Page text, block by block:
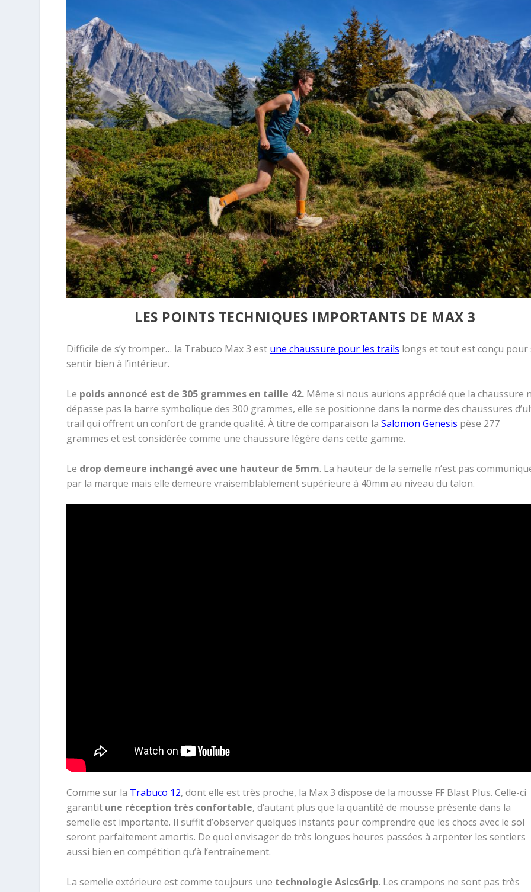
LES POINTS TECHNIQUES IMPORTANTS DE MAX 3
Difficile de s’y tromper… la Trabuco Max 3 est une chaussure pour les trails longs et tout est conçu pour
sentir bien à l’intérieur.
Le poids annoncé est de 305 grammes en taille 42. Même si nous aurions apprécié que la chaussure
dépasse pas la barre symbolique des 300 grammes, elle se positionne dans la norme des chaussures
trail qui offrent un confort de grande qualité. À titre de comparaison la Salomon Genesis pèse 277
grammes et est considérée comme une chaussure légère dans cette gamme.
Le drop demeure inchangé avec une hauteur de 5mm. La hauteur de la semelle n’est pas
par la marque mais elle demeure vraisemblablement supérieure à 40mm au niveau du talon.
Comme sur la Trabuco 12, dont elle est très proche, la Max 3 dispose de la mousse FF Blast Plus. Celle-ci
garantit une réception très confortable, d’autant plus que la quantité de mousse présente dans la
semelle est importante. Il suffit d’observer quelques instants pour comprendre que les chocs avec le sol
seront parfaitement amortis. De quoi envisager de très longues heures passées à arpenter les sentiers
aussi bien en compétition qu’à l’entraînement.
La semelle extérieure est comme toujours une technologie AsicsGrip. Les crampons ne sont pas très